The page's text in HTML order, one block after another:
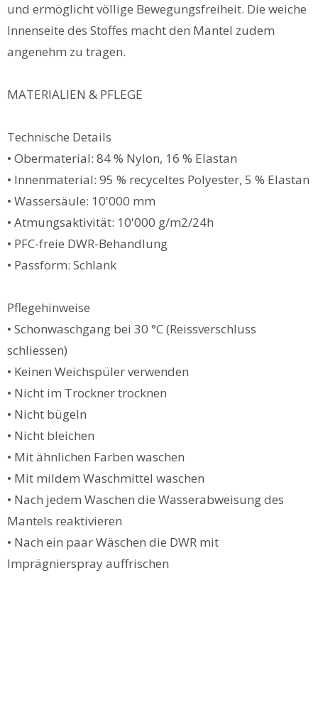
und ermöglicht völlige Bewegungsfreiheit. Die weiche
Innenseite des Stoffes macht den Mantel zudem
angenehm zu tragen.
MATERIALIEN & PFLEGE
Technische Details
• Obermaterial: 84 % Nylon, 16 % Elastan
• Innenmaterial: 95 % recyceltes Polyester, 5 % Elastan
• Wassersäule: 10'000 mm
• Atmungsaktivität: 10'000 g/m2/24h
• PFC-freie DWR-Behandlung
• Passform: Schlank
Pflegehinweise
• Schonwaschgang bei 30 °C (Reissverschluss
schliessen)
• Keinen Weichspüler verwenden
• Nicht im Trockner trocknen
• Nicht bügeln
• Nicht bleichen
• Mit ähnlichen Farben waschen
• Mit mildem Waschmittel waschen
• Nach jedem Waschen die Wasserabweisung des
Mantels reaktivieren
• Nach ein paar Wäschen die DWR mit
Imprägnierspray auffrischen